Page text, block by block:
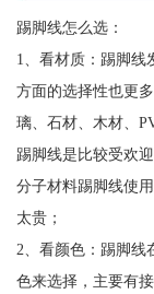
踢脚线怎么选：
1、看材质：踢脚线
方面的选择性也更
璃、石材、木材、
踢脚线是比较受欢
分子材料踢脚线使
太贵；
2、看颜色：踢脚线
色来选择，主要有